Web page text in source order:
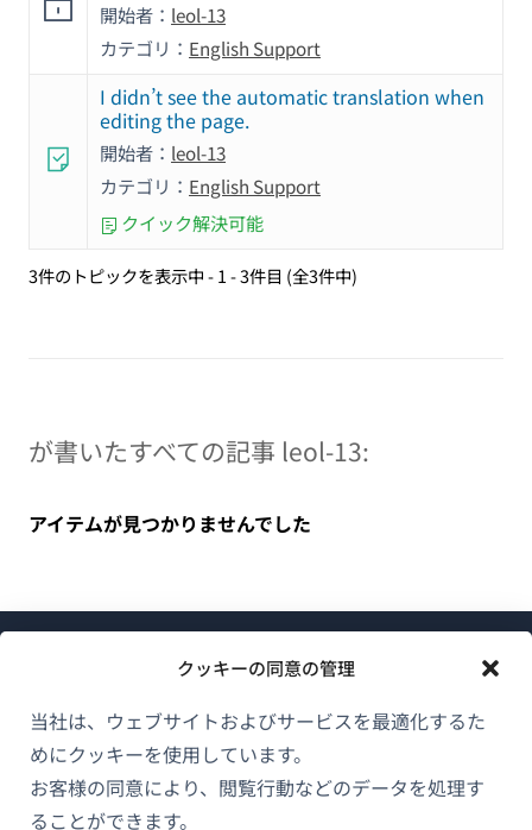
クッキーの同意の管理
当社は、ウェブサイトおよびサービスを最適化するた
めにクッキーを使用しています。
お客様の同意により、閲覧行動などのデータを処理す
ることができます。
開始者： leol-13
カテゴリ： English Support
I didn’t see the automatic translation when
editing the page.
開始者： leol-13
カテゴリ： English Support
クイック解決可能
3件のトピックを表示中 - 1 - 3件目 (全3件中)
が書いたすべての記事 leol-13:
アイテムが見つかりませんでした
WPMLについて
GDPRおよびプライバシーポリシー